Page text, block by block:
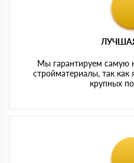
Мы гарантируем самую
стройматериалы, так
крупных